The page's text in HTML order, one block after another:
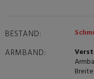
BESTAND:
ARMBAND:
Breite